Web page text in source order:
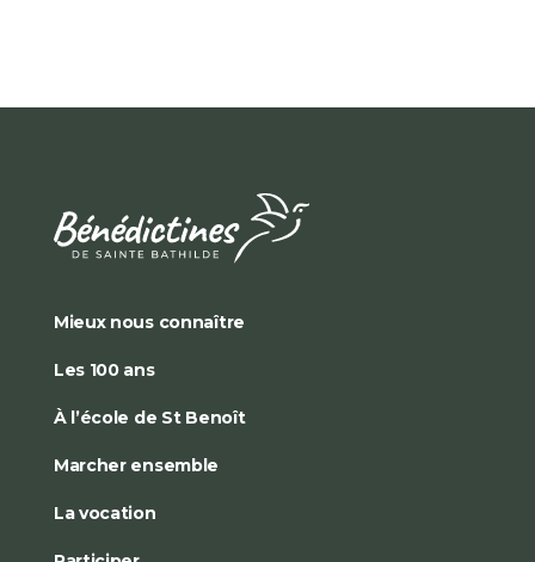
Mieux nous connaître
Les 100 ans
À l’école de St Benoît
Marcher ensemble
La vocation